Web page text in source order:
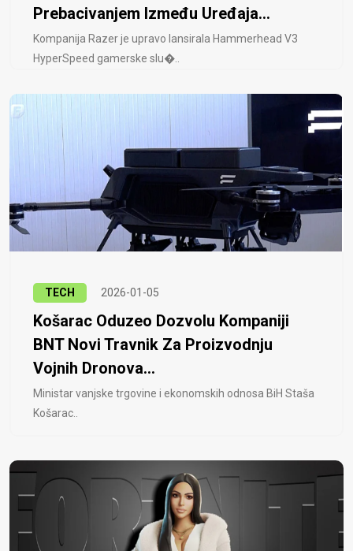
Prebacivanjem Između Uređaja...
Kompanija Razer je upravo lansirala Hammerhead V3
HyperSpeed ​​gamerske slu�..
TECH 2026-01-05
Košarac Oduzeo Dozvolu Kompaniji
BNT Novi Travnik Za Proizvodnju
Vojnih Dronova...
Ministar vanjske trgovine i ekonomskih odnosa BiH Staša
Košarac..